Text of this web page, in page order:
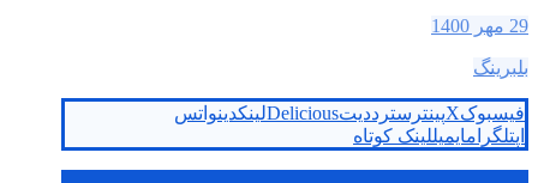
29 مهر 1400
بلبرینگ
فیسبوکXپینترسترددیتDeliciousلینکدینواتس
اپتلگرامایمیللینک کوتاه